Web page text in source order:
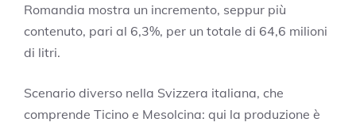
Romandia mostra un incremento, seppur più
contenuto, pari al 6,3%, per un totale di 64,6 milioni
di litri.
Scenario diverso nella Svizzera italiana, che
comprende Ticino e Mesolcina: qui la produzione è